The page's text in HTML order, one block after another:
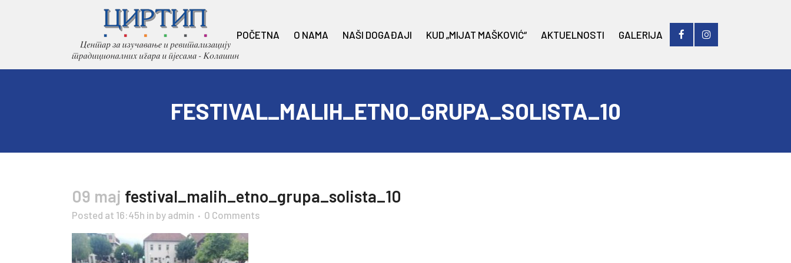
POČETNA O NAMA NAŠI DOGAĐAJI KUD „MIJAT MAŠKOVIĆ“ AKTUELNOSTI GALERIJA
FESTIVAL_MALIH_ETNO_GRUPA_SOLISTA_10
09 maj festival_malih_etno_grupa_solista_10
Posted at 16:45h in by admin 0 Comments